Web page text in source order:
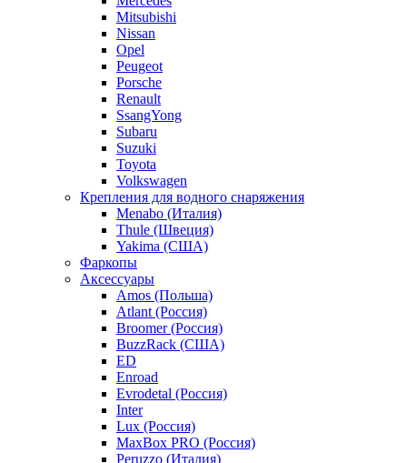
Mitsubishi
Nissan
Opel
Peugeot
Porsche
Renault
SsangYong
Subaru
Suzuki
Toyota
Volkswagen
Крепления для водного снаряжения
Menabo (Италия)
Thule (Швеция)
Yakima (США)
Фаркопы
Аксессуары
Amos (Польша)
Atlant (Россия)
Broomer (Россия)
BuzzRack (США)
ED
Enroad
Evrodetal (Россия)
Inter
Lux (Россия)
MaxBox PRO (Россия)
Peruzzo (Италия)